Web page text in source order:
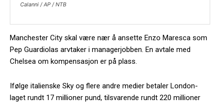
Calanni / AP / NTB
Manchester City skal være nær å ansette Enzo Maresca som
Pep Guardiolas arvtaker i managerjobben. En avtale med
Chelsea om kompensasjon er på plass.
Ifølge italienske Sky og flere andre medier betaler London-
laget rundt 17 millioner pund, tilsvarende rundt 220 millioner